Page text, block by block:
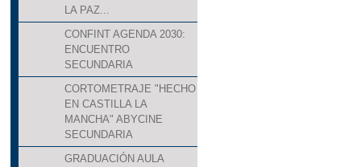
LA PAZ...
CONFINT AGENDA 2030:
ENCUENTRO
SECUNDARIA
CORTOMETRAJE "HECHO
EN CASTILLA LA
MANCHA" ABYCINE
SECUNDARIA
GRADUACIÓN AULA